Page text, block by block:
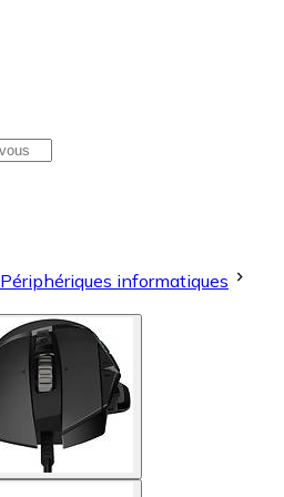
Périphériques informatiques